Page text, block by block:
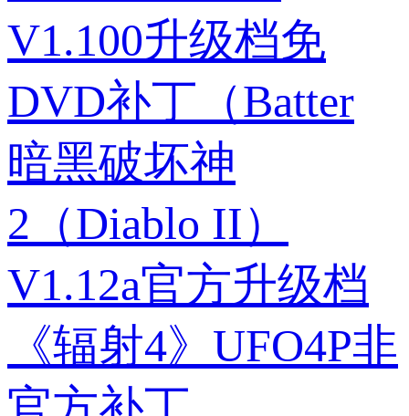
V1.100升级档免
DVD补丁（Batter
暗黑破坏神
2（Diablo II）
V1.12a官方升级档
《辐射4》UFO4P非